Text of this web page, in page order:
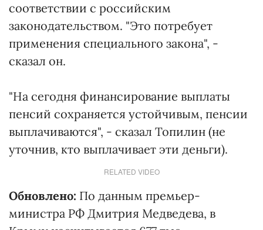
соответствии с российским
законодательством. "Это потребует
применения специального закона", -
сказал он.
"На сегодня финансирование выплаты
пенсий сохраняется устойчивым, пенсии
выплачиваются", - сказал Топилин (не
уточнив, кто выплачивает эти деньги).
RELATED VIDEO
Обновлено: По данным премьер-
министра РФ Дмитрия Медведева, в